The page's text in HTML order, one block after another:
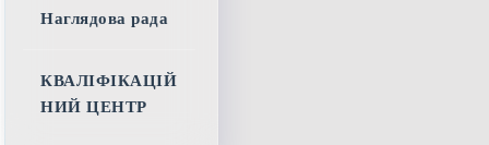
Наглядова рада
КВАЛІФІКАЦІЙ
НИЙ ЦЕНТР